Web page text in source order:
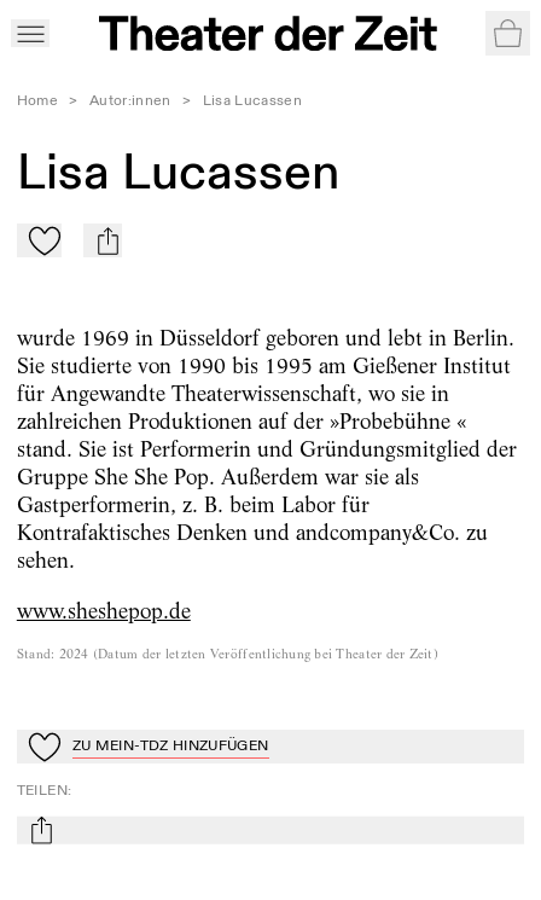
Home > Autor:innen > Lisa Lucassen
Lisa Lucassen
Zu Mein-TdZ hinzufügen
mail
wurde 1969 in Düsseldorf geboren und lebt in Berlin.
Sie studierte von 1990 bis 1995 am Gießener Institut
für Angewandte Theaterwissenschaft, wo sie in
zahlreichen Produktionen auf der »Probebühne «
stand. Sie ist Performerin und Gründungsmitglied der
Gruppe She She Pop. Außerdem war sie als
Gastperformerin, z. B. beim Labor für
Kontrafaktisches Denken und andcompany&Co. zu
sehen.
www.sheshepop.de
Stand: 2024 (Datum der letzten Veröffentlichung bei Theater der Zeit )
Zu Mein-TdZ hinzufügen
ZU MEIN-TDZ HINZUFÜGEN
TEILEN:
mail